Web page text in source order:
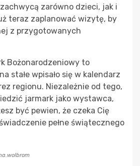
zarówno dzieci, jak i
teraz zaplanować wizytę, by
z przygotowanych
Bożonarodzeniowy to
stałe wpisało się w kalendarz
regionu. Niezależnie od tego,
jarmark jako wystawca,
być pewien, że czeka Cię
pełne świątecznego